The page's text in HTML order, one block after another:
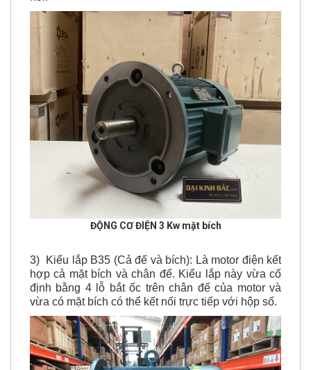
ĐỘNG CƠ ĐIỆN3 Kw mặt bích
hợp cả mặt bích và chân đế. Kiểu lắp này vừa cố
định bằng 4 lỗ bắt ốc trên chân đế của motor và
vừa có mặt bích có thể kết nối trực tiếp với hộp số.